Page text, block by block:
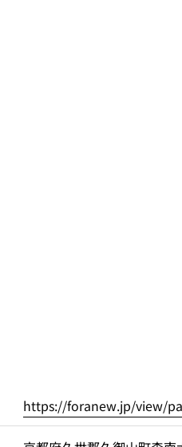
https://foranew.jp/view/